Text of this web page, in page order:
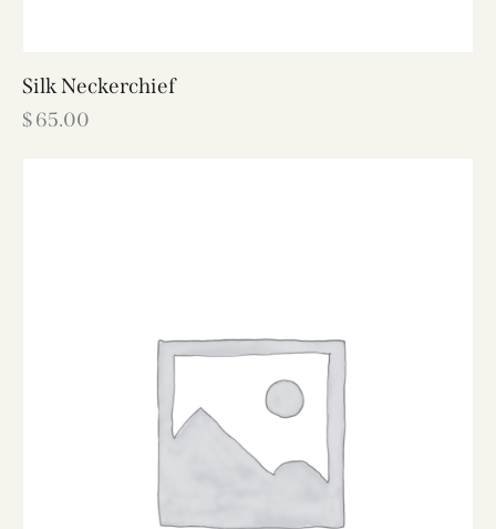
Silk Neckerchief
$65.00